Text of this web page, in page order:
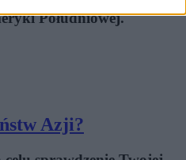
Południowej.
Azji?